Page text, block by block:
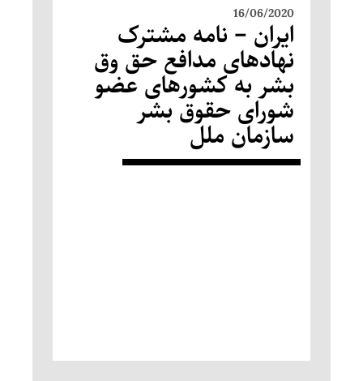
16/06/2020
ایران – نامه مشترک
نهادهای مدافع حق وق
بشر به کشورهای عضو
شورای حقوق بشر
سازمان ملل